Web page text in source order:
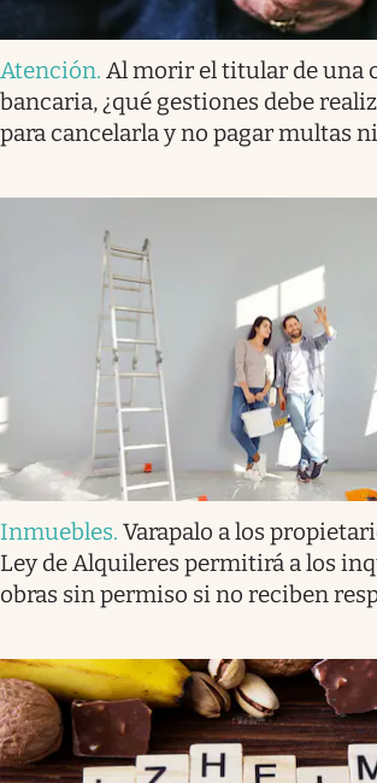
Atención. Al morir el titular de una
bancaria, ¿qué gestiones debe
para cancelarla y no pagar multas
Inmuebles. Varapalo a los
Ley de Alquileres permitirá a los
obras sin permiso si no reciben